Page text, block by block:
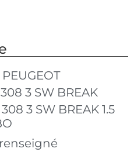
PEUGEOT
308 3 SW BREAK
308 3 SW BREAK 1.5